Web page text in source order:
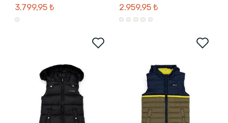
3.799,95 ₺ 2.959,95 ₺